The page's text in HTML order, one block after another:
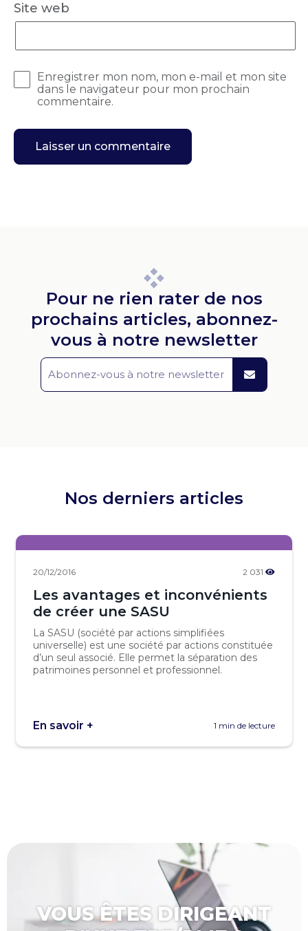
Site web
Enregistrer mon nom, mon e-mail et mon site
dans le navigateur pour mon prochain
commentaire.
Pour ne rien rater de nos
prochains articles, abonnez-
vous à notre newsletter
Nos derniers articles
20/12/2016 2 031
Les avantages et inconvénients
de créer une SASU
La SASU (société par actions simplifiées
universelle) est une société par actions constituée
d’un seul associé. Elle permet la séparation des
patrimoines personnel et professionnel.
En savoir + 1 min de lecture
VOUS ÊTES DIRIGEANT